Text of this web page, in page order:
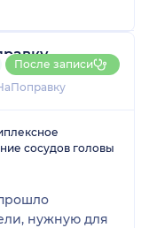
После записи
сосудов головы
нужную для